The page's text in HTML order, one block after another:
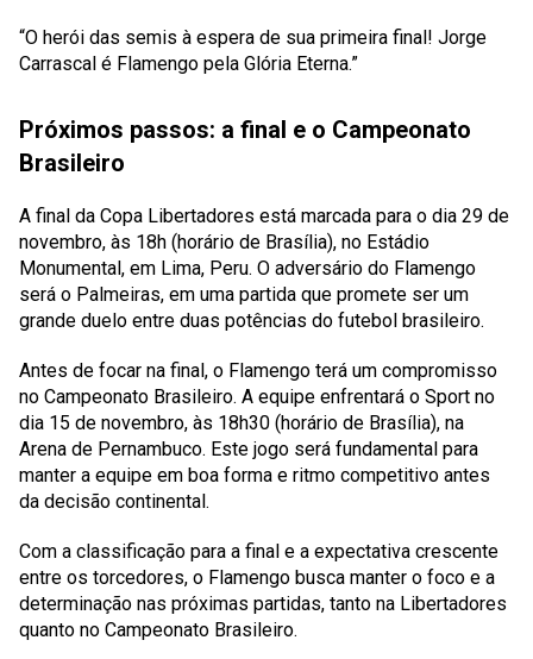
“O herói das semis à espera de sua primeira final! Jorge
Carrascal é Flamengo pela Glória Eterna.”
Próximos passos: a final e o Campeonato
Brasileiro
A final da Copa Libertadores está marcada para o dia 29 de
novembro, às 18h (horário de Brasília), no Estádio
Monumental, em Lima, Peru. O adversário do Flamengo
será o Palmeiras, em uma partida que promete ser um
grande duelo entre duas potências do futebol brasileiro.
Antes de focar na final, o Flamengo terá um compromisso
no Campeonato Brasileiro. A equipe enfrentará o Sport no
dia 15 de novembro, às 18h30 (horário de Brasília), na
Arena de Pernambuco. Este jogo será fundamental para
manter a equipe em boa forma e ritmo competitivo antes
da decisão continental.
Com a classificação para a final e a expectativa crescente
entre os torcedores, o Flamengo busca manter o foco e a
determinação nas próximas partidas, tanto na Libertadores
quanto no Campeonato Brasileiro.